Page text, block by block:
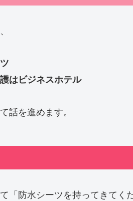
はビジネスホテル
話を進めます。
「防水シーツを持ってきてく